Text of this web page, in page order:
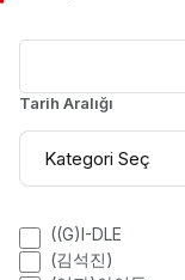
Tarih Aralığı
Etiket
((G)I-DLE
(김석진)